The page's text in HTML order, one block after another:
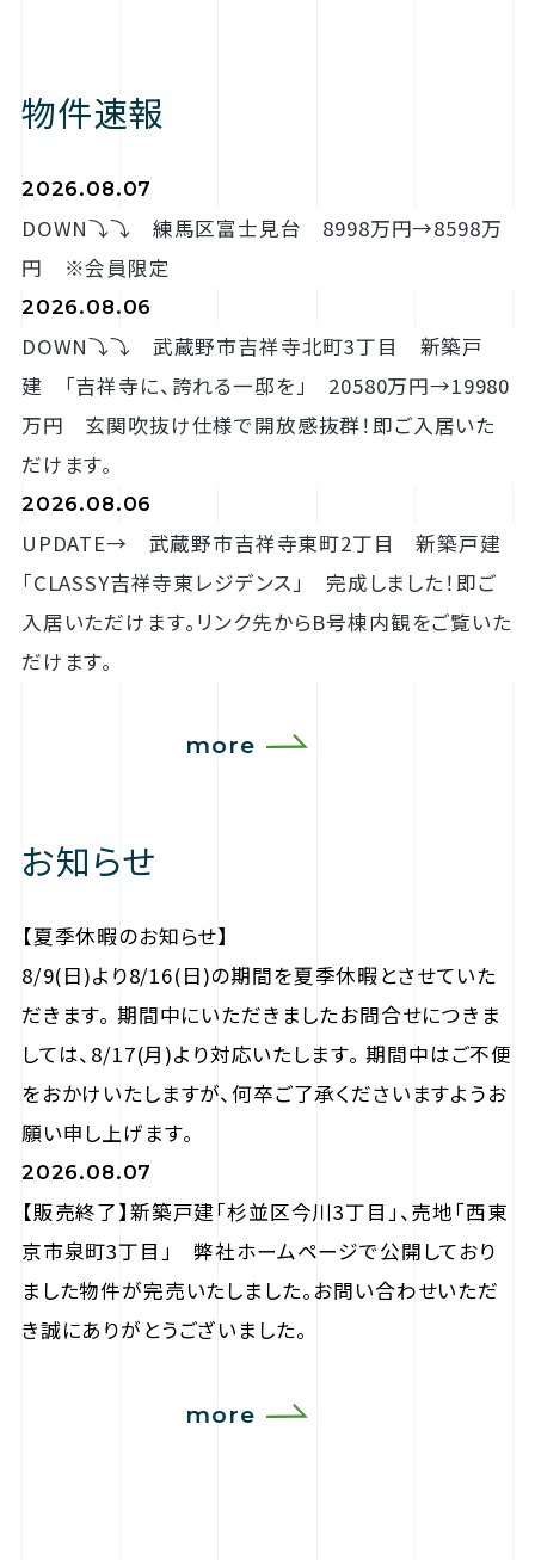
物件速報
2026.08.07
DOWN⤵⤵ 練馬区富士見台 8998万円→8598万
円 ※会員限定
2026.08.06
DOWN⤵⤵ 武蔵野市吉祥寺北町3丁目 新築戸
建 「吉祥寺に、誇れる一邸を」 20580万円→19980
万円 玄関吹抜け仕様で開放感抜群！即ご入居いた
だけます。
2026.08.06
UPDATE→ 武蔵野市吉祥寺東町2丁目 新築戸建
「CLASSY吉祥寺東レジデンス」 完成しました！即ご
入居いただけます。リンク先からB号棟内観をご覧いた
だけます。
more
お知らせ
【夏季休暇のお知らせ】
8/9(日)より8/16(日)の期間を夏季休暇とさせていた
だきます。 期間中にいただきましたお問合せにつきま
しては、8/17(月)より対応いたします。 期間中はご不便
をおかけいたしますが、何卒ご了承くださいますようお
願い申し上げます。
2026.08.07
【販売終了】新築戸建「杉並区今川3丁目」、売地「西東
京市泉町3丁目」 弊社ホームページで公開しており
ました物件が完売いたしました。お問い合わせいただ
き誠にありがとうございました。
more